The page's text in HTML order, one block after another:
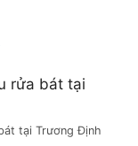
tại Trương Định